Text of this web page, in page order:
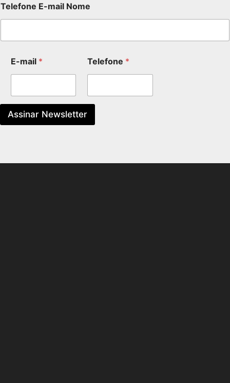
Telefone E-mail Nome
E-mail * Telefone *
Assinar Newsletter